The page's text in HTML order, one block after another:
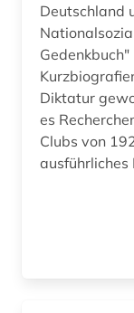
Deutschland
Diktatur
es
Clubs von
ausführliches